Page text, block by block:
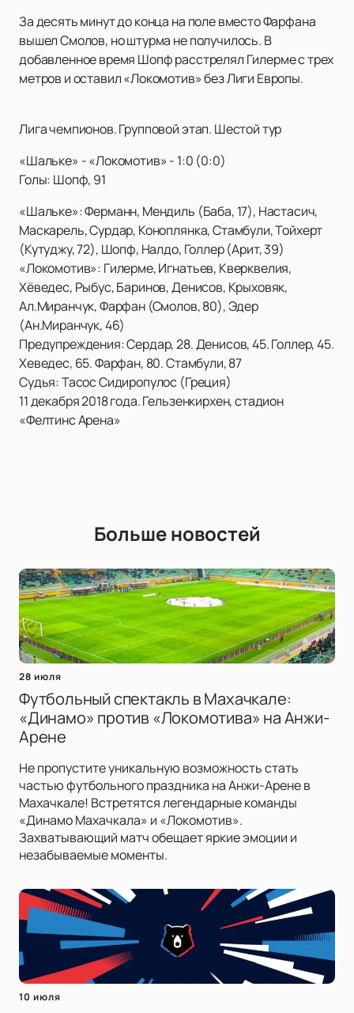
За десять минут до конца на поле вместо Фарфана
вышел Смолов, но штурма не получилось. В
добавленное время Шопф расстрелял Гилерме с трех
метров и оставил «Локомотив» без Лиги Европы.
Лига чемпионов. Групповой этап. Шестой тур
«Шальке» - «Локомотив» - 1:0 (0:0)
Голы: Шопф, 91
«Шальке»: Ферманн, Мендиль (Баба, 17), Настасич,
Маскарель, Сурдар, Коноплянка, Стамбули, Тойхерт
(Кутуджу, 72), Шопф, Налдо, Голлер (Арит, 39)
«Локомотив»: Гилерме, Игнатьев, Кверквелия,
Хёведес, Рыбус, Баринов, Денисов, Крыховяк,
Ал.Миранчук, Фарфан (Смолов, 80), Эдер
(Ан.Миранчук, 46)
Предупреждения: Сердар, 28. Денисов, 45. Голлер, 45.
Хеведес, 65. Фарфан, 80. Стамбули, 87
Судья: Тасос Сидиропулос (Греция)
11 декабря 2018 года. Гельзенкирхен, стадион
«Фелтинс Арена»
Больше новостей
28 июля
Футбольный спектакль в Махачкале:
«Динамо» против «Локомотива» на Анжи-
Арене
Не пропустите уникальную возможность стать
частью футбольного праздника на Анжи-Арене в
Махачкале! Встретятся легендарные команды
«Динамо Махачкала» и «Локомотив».
Захватывающий матч обещает яркие эмоции и
незабываемые моменты.
10 июля